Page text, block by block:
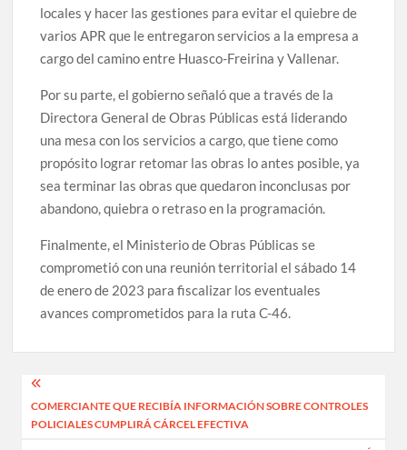
locales y hacer las gestiones para evitar el quiebre de
varios APR que le entregaron servicios a la empresa a
cargo del camino entre Huasco-Freirina y Vallenar.
Por su parte, el gobierno señaló que a través de la
Directora General de Obras Públicas está liderando
una mesa con los servicios a cargo, que tiene como
propósito lograr retomar las obras lo antes posible, ya
sea terminar las obras que quedaron inconclusas por
abandono, quiebra o retraso en la programación.
Finalmente, el Ministerio de Obras Públicas se
comprometió con una reunión territorial el sábado 14
de enero de 2023 para fiscalizar los eventuales
avances comprometidos para la ruta C-46.
Navegación
de
COMERCIANTE QUE RECIBÍA INFORMACIÓN SOBRE CONTROLES
POLICIALES CUMPLIRÁ CÁRCEL EFECTIVA